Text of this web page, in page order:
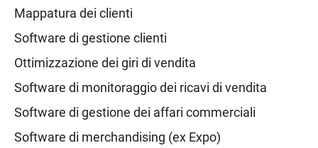
Mappatura dei clienti
Software di gestione clienti
Ottimizzazione dei giri di vendita
Software di monitoraggio dei ricavi di vendita
Software di gestione dei affari commerciali
Software di merchandising (ex Expo)